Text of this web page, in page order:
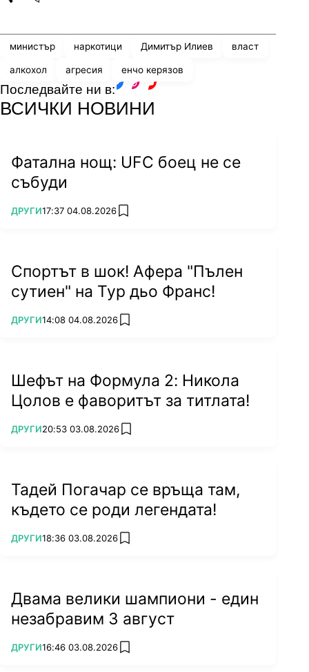
министър наркотици Димитър Илиев власт
алкохол агресия енчо керязов
Последвайте ни в:
ВСИЧКИ НОВИНИ
Фатална нощ: UFC боец не се
събуди
ПОВЕЧЕ ОТ
ДРУГИ17:37 04.08.2026 add favorites
Спортът в шок! Афера "Пълен
сутиен" на Тур дьо Франс!
ПОВЕЧЕ ОТ
ДРУГИ14:08 04.08.2026 add favorites
Шефът на Формула 2: Никола
Цолов е фаворитът за титлата!
ПОВЕЧЕ ОТ
ДРУГИ20:53 03.08.2026 add favorites
Тадей Погачар се връща там,
където се роди легендата!
ПОВЕЧЕ ОТ
ДРУГИ18:36 03.08.2026 add favorites
Двама велики шампиони - един
незабравим 3 август
ПОВЕЧЕ ОТ
ДРУГИ16:46 03.08.2026 add favorites